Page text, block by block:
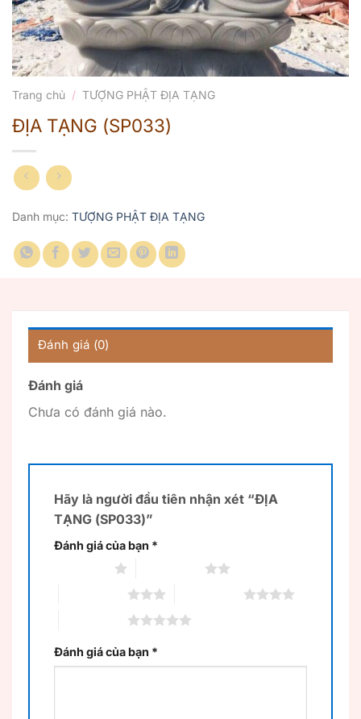
Trang chủ / TƯỢNG PHẬT ĐỊA TẠNG
ĐỊA TẠNG (SP033)
Danh mục: TƯỢNG PHẬT ĐỊA TẠNG
Đánh giá (0)
Đánh giá
Chưa có đánh giá nào.
Hãy là người đầu tiên nhận xét “ĐỊA
TẠNG (SP033)”
Đánh giá của bạn *
Đánh giá của bạn *